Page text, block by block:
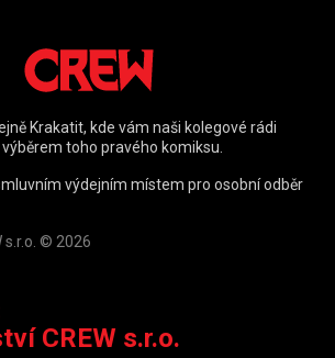
Krakatit, kde vám naši kolegové rádi
toho pravého komiksu.
výdejním místem pro osobní odběr
s.r.o. © 2026
CREW s.r.o.